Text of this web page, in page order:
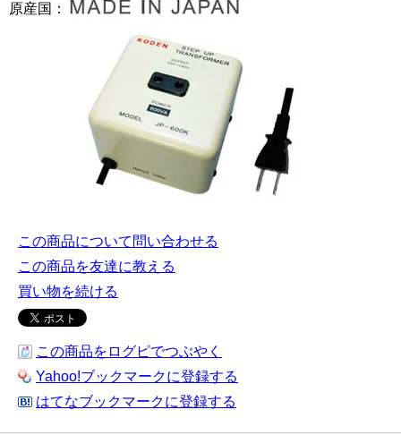
原産国：
この商品について問い合わせる
この商品を友達に教える
買い物を続ける
この商品をログピでつぶやく
Yahoo!ブックマークに登録する
はてなブックマークに登録する